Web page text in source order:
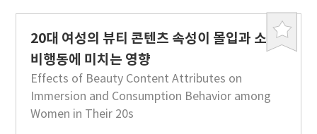
북
20대 여성의 뷰티 콘텐츠 속성이 몰입과 소
비행동에 미치는 영향
Effects of Beauty Content Attributes on
Immersion and Consumption Behavior among
Women in Their 20s